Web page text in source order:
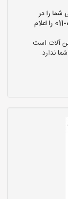
شما را در
سایت «آهن آلاتی ها» دیده ام و کد «فروشگاه-11» را اعلام
آلات است
ندارد.